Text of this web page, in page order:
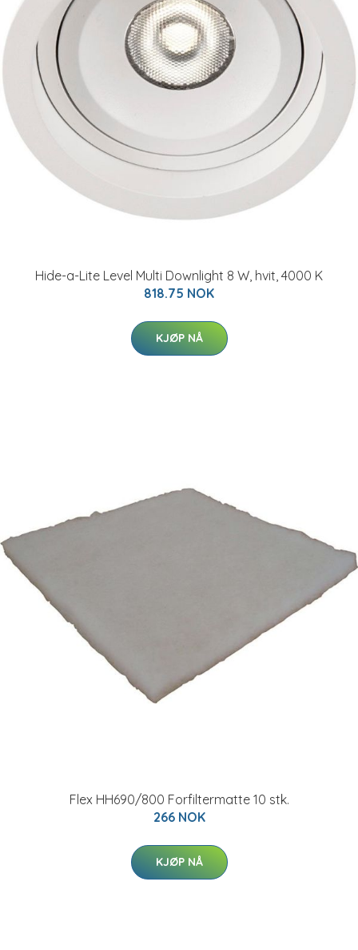
Hide-a-Lite Level Multi Downlight 8 W, hvit, 4000 K
818.75 NOK
KJØP NÅ
Flex HH690/800 Forfiltermatte 10 stk.
266 NOK
KJØP NÅ